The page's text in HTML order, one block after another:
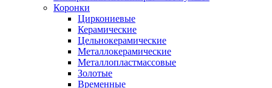
Коронки
Циркониевые
Керамические
Цельнокерамические
Металлокерамические
Металлопластмассовые
Золотые
Временные